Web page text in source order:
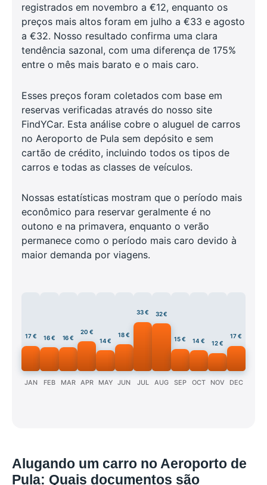
registrados em novembro a €12, enquanto os
preços mais altos foram em julho a €33 e agosto
a €32. Nosso resultado confirma uma clara
tendência sazonal, com uma diferença de 175%
entre o mês mais barato e o mais caro.
Esses preços foram coletados com base em
reservas verificadas através do nosso site
FindYCar. Esta análise cobre o aluguel de carros
no Aeroporto de Pula sem depósito e sem
cartão de crédito, incluindo todos os tipos de
carros e todas as classes de veículos.
Nossas estatísticas mostram que o período mais
econômico para reservar geralmente é no
outono e na primavera, enquanto o verão
permanece como o período mais caro devido à
maior demanda por viagens.
17 €
JAN
16 €
FEB
16 €
MAR
20 €
APR
14 €
MAY
18 €
JUN
33 €
JUL
32 €
AUG
15 €
SEP
14 €
OCT
12 €
NOV
17 €
DEC
Alugando um carro no Aeroporto de
Pula: Quais documentos são